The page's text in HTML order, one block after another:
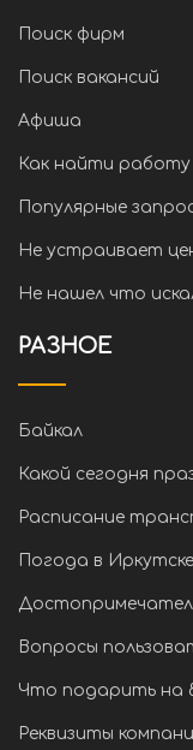
Поиск фирм
Поиск вакансий
Афиша
Как найти работу
Популярные
Не устраивает
Не нашел что
РАЗНОЕ
Байкал
Какой сегодня
Расписание
Погода в Иркутске
Вопросы
Что подарить на
Реквизиты